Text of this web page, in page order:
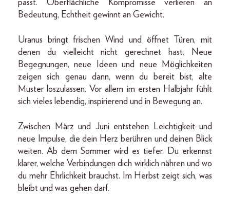
passt. Oberflächliche Kompromisse verlieren an
Bedeutung, Echtheit gewinnt an Gewicht.
Uranus bringt frischen Wind und öffnet Türen, mit
denen du vielleicht nicht gerechnet hast. Neue
Begegnungen, neue Ideen und neue Möglichkeiten
zeigen sich genau dann, wenn du bereit bist, alte
Muster loszulassen. Vor allem im ersten Halbjahr fühlt
sich vieles lebendig, inspirierend und in Bewegung an.
Zwischen März und Juni entstehen Leichtigkeit und
neue Impulse, die dein Herz berühren und deinen Blick
weiten. Ab dem Sommer wird es tiefer. Du erkennst
klarer, welche Verbindungen dich wirklich nähren und wo
du mehr Ehrlichkeit brauchst. Im Herbst zeigt sich, was
bleibt und was gehen darf.